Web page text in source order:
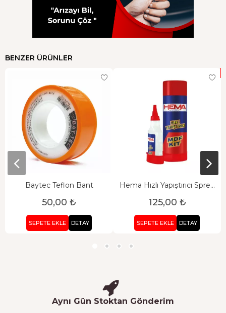
BENZER ÜRÜNLER
Baytec Teflon Bant
50,00 ₺
SEPETE EKLE DETAY
Hema Hızlı Yapıştırıcı Sprey
125,00 ₺
SEPETE EKLE DETAY
Aynı Gün Stoktan Gönderim